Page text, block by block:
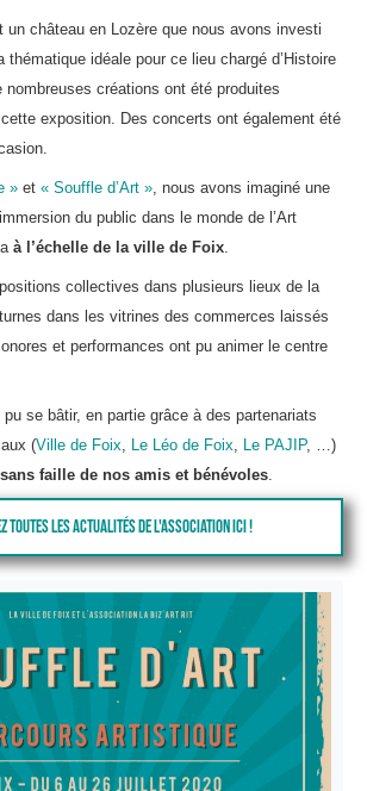
un château en Lozère que nous avons investi
thématique idéale pour ce lieu chargé d’Histoire
nombreuses créations ont été produites
exposition. Des concerts ont également été
» et « Souffle d’Art » , nous avons imaginé une
du public dans le monde de l’Art
à l’échelle de la ville de Foix
collectives dans plusieurs lieux de la
dans les vitrines des commerces laissés
et performances ont pu animer le centre
se bâtir, en partie grâce à des partenariats
(Ville de Foix Le Léo de Foix Le PAJIP, …)
faille de nos amis et bénévoles
toutes les actualités de l'association ici !